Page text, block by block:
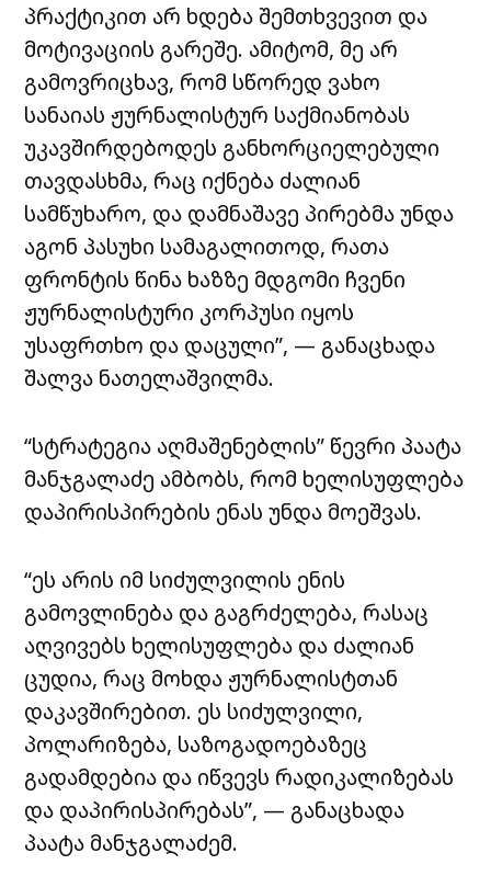
პრაქტიკით არ ხდება შემთხვევით და
მოტივაციის გარეშე. ამიტომ, მე არ
გამოვრიცხავ, რომ სწორედ ვახო
სანაიას ჟურნალისტურ საქმიანობას
უკავშირდებოდეს განხორციელებული
თავდასხმა, რაც იქნება ძალიან
სამწუხარო, და დამნაშავე პირებმა უნდა
აგონ პასუხი სამაგალითოდ, რათა
ფრონტის წინა ხაზზე მდგომი ჩვენი
ჟურნალისტური კორპუსი იყოს
უსაფრთხო და დაცული”, — განაცხადა
შალვა ნათელაშვილმა.
“სტრატეგია აღმაშენებლის” წევრი პაატა
მანჯგალაძე ამბობს, რომ ხელისუფლება
დაპირისპირების ენას უნდა მოეშვას.
“ეს არის იმ სიძულვილის ენის
გამოვლინება და გაგრძელება, რასაც
აღვივებს ხელისუფლება და ძალიან
ცუდია, რაც მოხდა ჟურნალისტთან
დაკავშირებით. ეს სიძულვილი,
პოლარიზება, საზოგადოებაზეც
გადამდებია და იწვევს რადიკალიზებას
და დაპირისპირებას”, — განაცხადა
პაატა მანჯგალაძემ.